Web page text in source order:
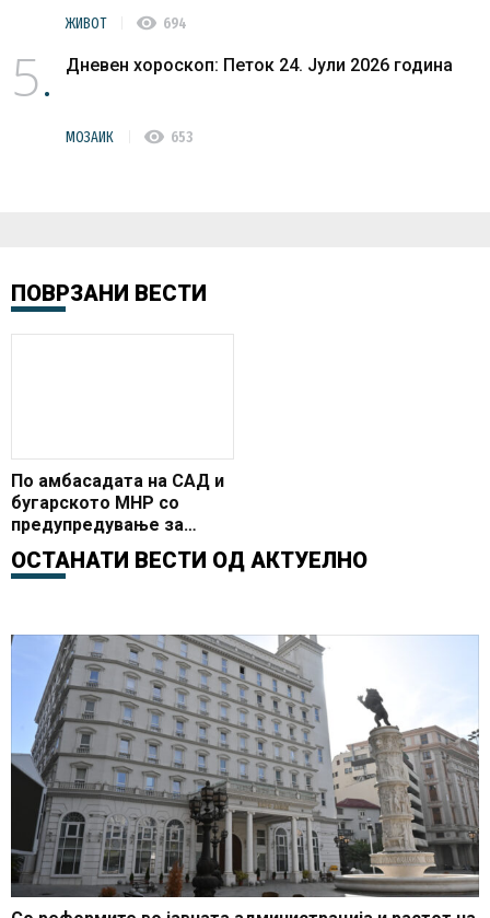
ЖИВОТ visibility 694
5 Дневен хороскоп: Петок 24. Јули 2026 година
МОЗАИК visibility 653
ПОВРЗАНИ ВЕСТИ
По амбасадата на САД и
бугарското МНР со
предупредување за
напади на ИСИС во
ОСТАНАТИ ВЕСТИ ОД АКТУЕЛНО